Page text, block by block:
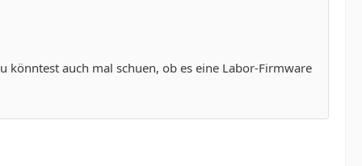
könntest auch mal schuen, ob es eine Labor-Firmware